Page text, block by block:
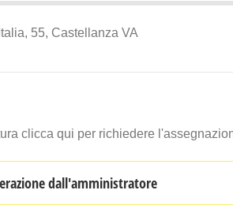
55, Castellanza VA
clicca qui per richiedere
dall'amministratore